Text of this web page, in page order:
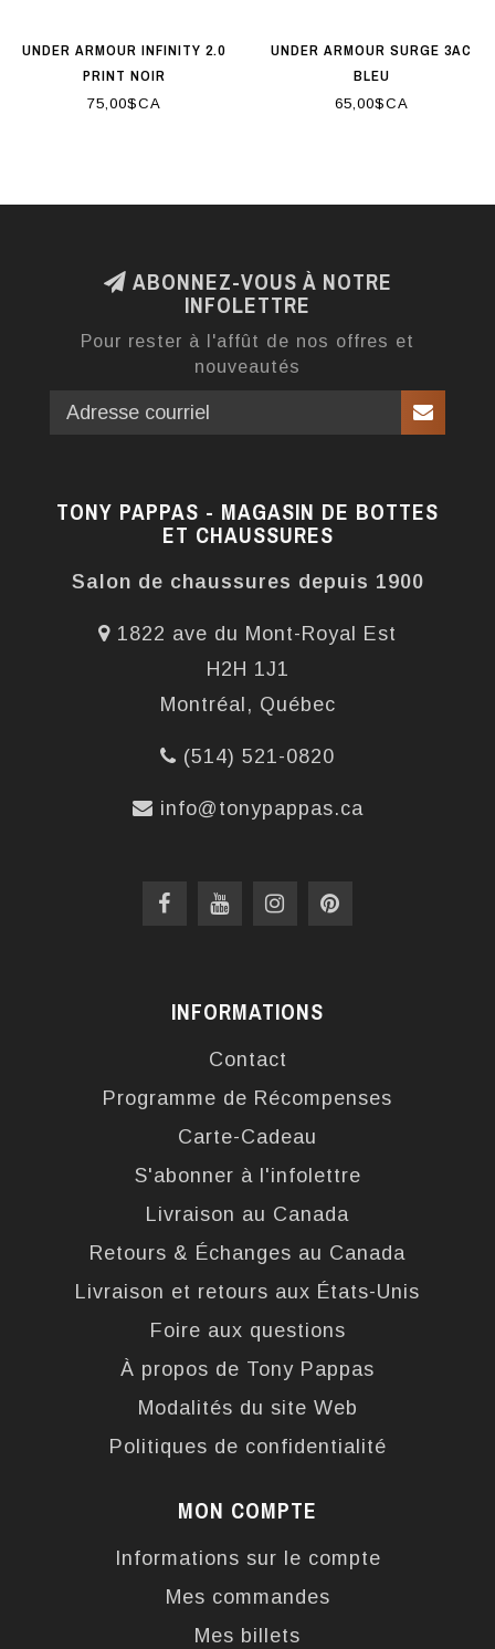
UNDER ARMOUR INFINITY 2.0
PRINT NOIR
75,00$CA
UNDER ARMOUR SURGE 3AC
BLEU
65,00$CA
ABONNEZ-VOUS À NOTRE
INFOLETTRE
Pour rester à l'affût de nos offres et
nouveautés
TONY PAPPAS - MAGASIN DE BOTTES
ET CHAUSSURES
Salon de chaussures depuis 1900
1822 ave du Mont-Royal Est
H2H 1J1
Montréal, Québec
(514) 521-0820
info@tonypappas.ca
INFORMATIONS
Contact
Programme de Récompenses
Carte-Cadeau
S'abonner à l'infolettre
Livraison au Canada
Retours & Échanges au Canada
Livraison et retours aux États-Unis
Foire aux questions
À propos de Tony Pappas
Modalités du site Web
Politiques de confidentialité
MON COMPTE
Informations sur le compte
Mes commandes
Mes billets